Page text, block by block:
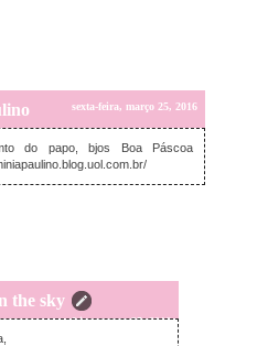
sexta-feira, março 25, 2016
do papo, bjos Boa Páscoa
the sky
sexta-feira, março 25, 2016